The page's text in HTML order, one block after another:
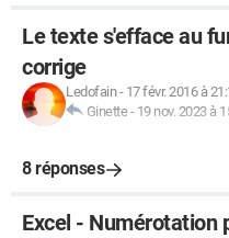
Le texte s'efface au
corrige
Ledofain- 17 févr. 2016 à
Ginette- 19 nov. 2023 à
8 réponses
Excel - Numérotation